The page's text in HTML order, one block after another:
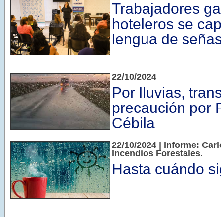
Trabajadores
hoteleros se
lengua de
22/10/2024
Por lluvias,
precaución por
Cébila
22/10/2024 | Informe:
Incendios Forestales.
Hasta cuándo